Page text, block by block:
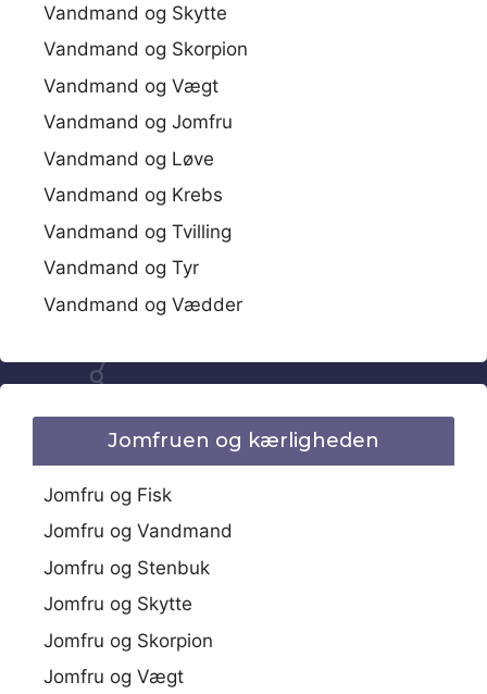
Vandmand og Skytte
Vandmand og Skorpion
Vandmand og Vægt
Vandmand og Jomfru
Vandmand og Løve
Vandmand og Krebs
Vandmand og Tvilling
Vandmand og Tyr
Vandmand og Vædder
Jomfruen og kærligheden
Jomfru og Fisk
Jomfru og Vandmand
Jomfru og Stenbuk
Jomfru og Skytte
Jomfru og Skorpion
Jomfru og Vægt